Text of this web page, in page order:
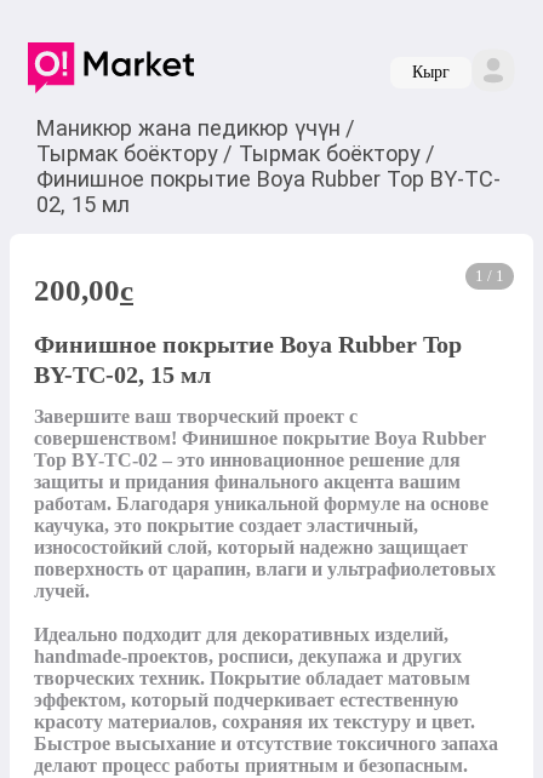
Кырг
Маникюр жана педикюр үчүн /
Тырмак боёктору / Тырмак боёктору /
Финишное покрытие Boya Rubber Top BY-TC-
02, 15 мл
1 / 1
200,00c
Финишное покрытие Boya Rubber Top
BY-TC-02, 15 мл
Завершите ваш творческий проект с
совершенством! Финишное покрытие Boya Rubber
Top BY-TC-02 – это инновационное решение для
защиты и придания финального акцента вашим
работам. Благодаря уникальной формуле на основе
каучука, это покрытие создает эластичный,
износостойкий слой, который надежно защищает
поверхность от царапин, влаги и ультрафиолетовых
лучей.
Идеально подходит для декоративных изделий,
handmade-проектов, росписи, декупажа и других
творческих техник. Покрытие обладает матовым
эффектом, который подчеркивает естественную
красоту материалов, сохраняя их текстуру и цвет.
Быстрое высыхание и отсутствие токсичного запаха
делают процесс работы приятным и безопасным.